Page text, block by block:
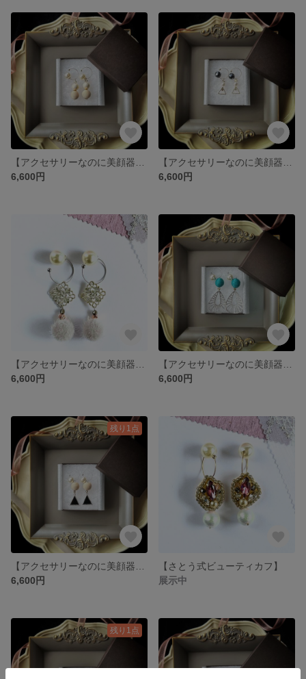
6,600円
6,600円
6,600円
6,600円
残り1点
6,600円
【さとう式ビューティカフ】
展示中
残り1点